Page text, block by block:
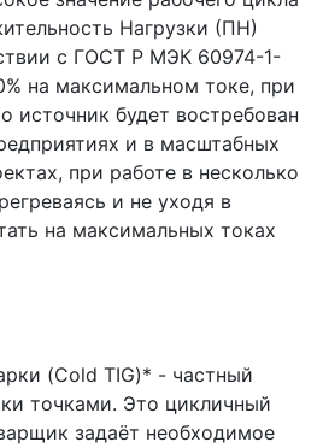
Нагрузки (ПН)
с ГОСТ Р МЭК 60974-1-
на максимальном токе, при
источник будет востребован
и в масштабных
при работе в несколько
и не уходя в
на максимальных токах
(Cold TIG)* - частный
точками. Это цикличный
задаёт необходимое